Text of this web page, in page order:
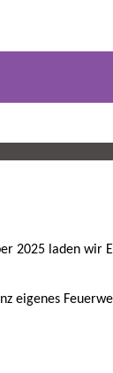
2025 laden wir
eigenes